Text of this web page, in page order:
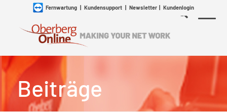
Fernwartung| Kundensupport| Newsletter| Kundenlogin
Beiträge